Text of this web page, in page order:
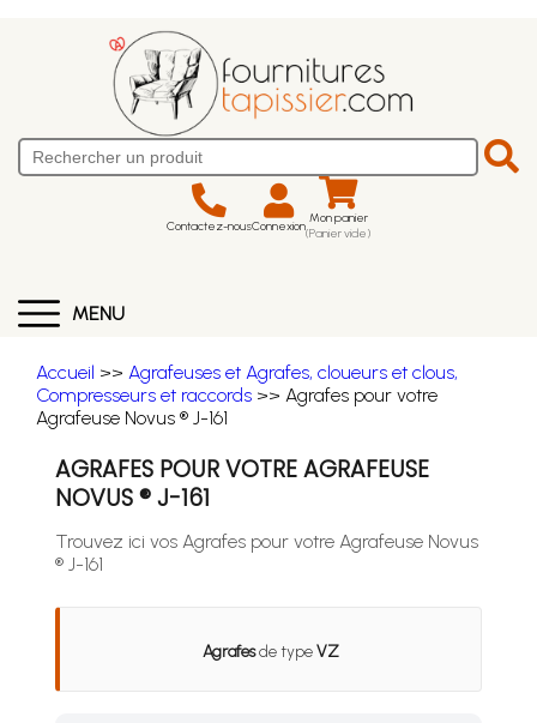
Contactez-nousConnexion Mon panier
(Panier vide)
MENU
Accueil >> Agrafeuses et Agrafes, cloueurs et clous,
Compresseurs et raccords >> Agrafes pour votre
Agrafeuse Novus ® J-161
AGRAFES POUR VOTRE AGRAFEUSE
NOVUS ® J-161
Trouvez ici vos Agrafes pour votre Agrafeuse Novus
® J-161
Agrafesde typeVZ